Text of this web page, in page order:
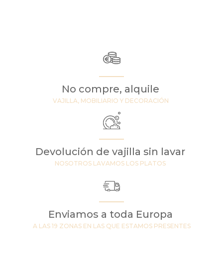
No compre, alquile
VAJILLA, MOBILIARIO Y DECORACIÓN
Devolución de vajilla sin lavar
NOSOTROS LAVAMOS LOS PLATOS
Enviamos a toda Europa
A LAS 19 ZONAS EN LAS QUE ESTAMOS PRESENTES